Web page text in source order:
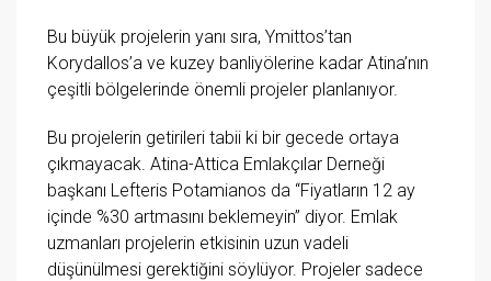
Bu büyük projelerin yanı sıra, Ymittos’tan
Korydallos’a ve kuzey banliyölerine kadar Atina’nın
çeşitli bölgelerinde önemli projeler planlanıyor.
Bu projelerin getirileri tabii ki bir gecede ortaya
çıkmayacak. Atina-Attica Emlakçılar Derneği
başkanı Lefteris Potamianos da “Fiyatların 12 ay
içinde %30 artmasını beklemeyin” diyor. Emlak
uzmanları projelerin etkisinin uzun vadeli
düşünülmesi gerektiğini söylüyor. Projeler sadece